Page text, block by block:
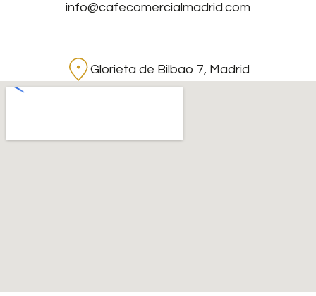
info@cafecomercialmadrid.com
Glorieta de Bilbao 7, Madrid